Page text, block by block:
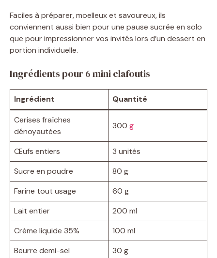
Faciles à préparer, moelleux et savoureux, ils
conviennent aussi bien pour une pause sucrée en solo
que pour impressionner vos invités lors d’un dessert en
portion individuelle.
Ingrédients pour 6 mini clafoutis
Ingrédient Quantité
Cerises fraîches
dénoyautées
300 g
Œufs entiers
3 unités
Sucre en poudre
80 g
Farine tout usage
60 g
Lait entier
200 ml
Crème liquide 35%
100 ml
Beurre demi-sel
30 g